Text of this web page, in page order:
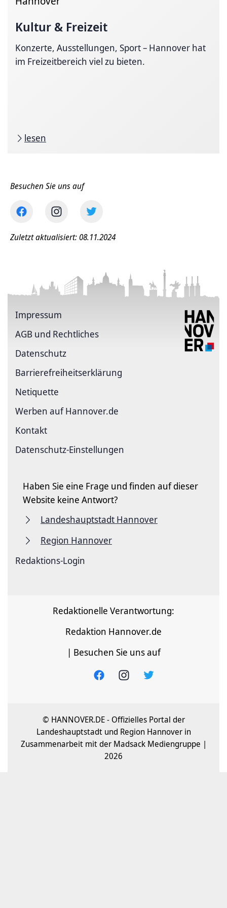
Kultur & Freizeit
Konzerte, Ausstellungen, Sport – Hannover hat
im Freizeitbereich viel zu bieten.
lesen
Besuchen Sie uns auf
Zuletzt aktualisiert: 08.11.2024
Impressum
AGB und Rechtliches
Datenschutz
Barriere­freiheits­erklärung
Netiquette
Werben auf Hannover.de
Kontakt
Datenschutz-Einstellungen
Haben Sie eine Frage und finden auf dieser
Website keine Antwort?
Landeshauptstadt Hannover
Region Hannover
Redaktions-Login
Redaktionelle Verantwortung:
Redaktion Hannover.de
| Besuchen Sie uns auf
© HANNOVER.DE - Offizielles Portal der
Landeshauptstadt und Region Hannover in
Zusammenarbeit mit der Madsack Mediengruppe |
2026